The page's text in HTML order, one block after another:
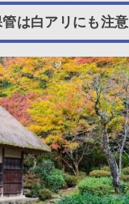
は白アリにも注意